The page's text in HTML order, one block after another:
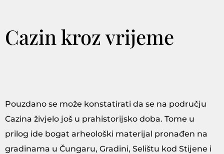
Cazin kroz vrijeme
Pouzdano se može konstatirati da se na području
Cazina živjelo još u prahistorijsko doba. Tome u
prilog ide bogat arheološki materijal pronađen na
gradinama u Čungaru, Gradini, Selištu kod Stijene i